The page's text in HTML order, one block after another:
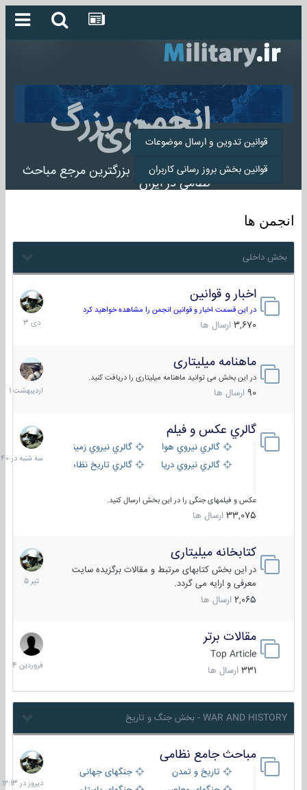
انجمن بزرگ
میلیتاری
انجمن میلیتاری بزرگترین مرجع مباحث
نظامی در ایران
قوانین تدوین و ارسال موضوعات
قوانین بخش بروز رسانی کاربران
انجمن ها
بخش داخلی
اخبار و قوانین
در این قسمت اخبار و قوانین انجمن را مشاهده خواهید کرد
3,670 ارسال ها
22
دی
1403
ماهنامه میلیتاری
در این بخش می توانید ماهنامه میلیتاری را دریافت کنید.
90 ارسال ها
30
1401
گالري عكس و فيلم
گالري نيروي هوايي
گالري نيروي زميني
گالري نيروي دريايي
گالري تاریخ نظامی
عکس و فیلمهای جنگی را در این بخش ارسال کنید.
33,075 ارسال ها
سه
شنبه
در
کتابخانه میلیتاری
در این بخش کتابهای مرتبط و مقالات برگزیده سایت
معرفی و ارایه می گردد.
2,065 ارسال ها
16
تیر
1405
مقالات برتر
Top Article
331 ارسال ها
29
فروردین
1404
WAR AND HISTORY - بخش جنگ و تاریخ
مباحث جامع نظامی
تاریخ و تمدن
جنگهای جهانی
دیروز
در
12:13